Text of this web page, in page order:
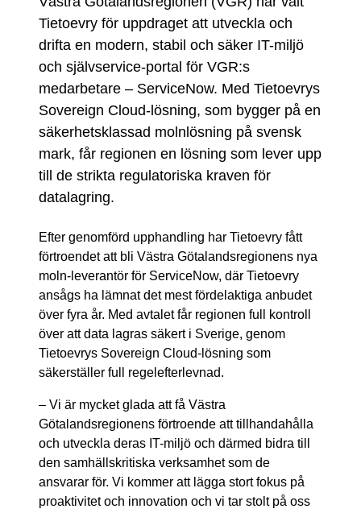
Tietoevry för uppdraget att utveckla och
drifta en modern, stabil och säker IT-miljö
och självservice-portal för VGR:s
medarbetare – ServiceNow. Med Tietoevrys
Sovereign Cloud-lösning, som bygger på en
säkerhetsklassad molnlösning på svensk
mark, får regionen en lösning som lever upp
till de strikta regulatoriska kraven för
datalagring.
Efter genomförd upphandling har Tietoevry fått
förtroendet att bli Västra Götalandsregionens nya
moln-leverantör för ServiceNow, där Tietoevry
ansågs ha lämnat det mest fördelaktiga anbudet
över fyra år. Med avtalet får regionen full kontroll
över att data lagras säkert i Sverige, genom
Tietoevrys Sovereign Cloud-lösning som
säkerställer full regelefterlevnad.
– Vi är mycket glada att få Västra
Götalandsregionens förtroende att tillhandahålla
och utveckla deras IT-miljö och därmed bidra till
den samhällskritiska verksamhet som de
ansvarar för. Vi kommer att lägga stort fokus på
proaktivitet och innovation och vi tar stolt på oss